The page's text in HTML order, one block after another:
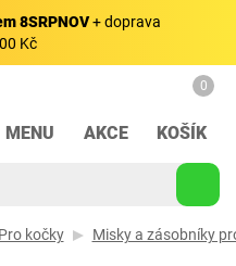
8SRPNOV+ doprava
Kč
MENU AKCE
0
KOŠÍK
Pro kočky Misky a zásobníky